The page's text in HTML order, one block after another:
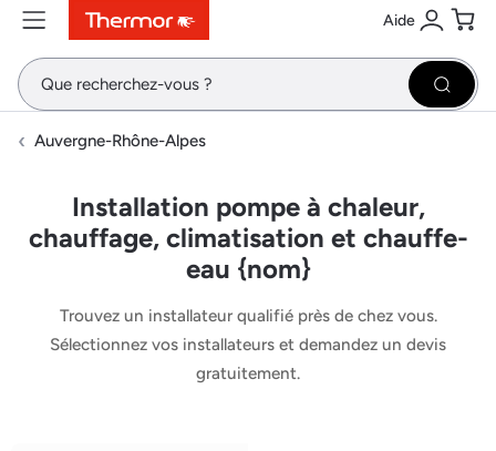
ContenuMenuRecherche Aide
Se
Auvergne-Rhône-Alpes
Installation pompe à chaleur,
chauffage, climatisation et chauffe-
eau {nom}
Trouvez un installateur qualifié près de chez vous.
Sélectionnez vos installateurs et demandez un devis
gratuitement.